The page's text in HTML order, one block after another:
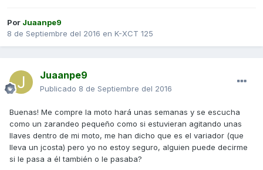
Por Juaanpe9
8 de Septiembre del 2016 en K-XCT 125
Juaanpe9
Publicado 8 de Septiembre del 2016
Buenas! Me compre la moto hará unas semanas y se escucha
como un zarandeo pequeño como si estuvieran agitando unas
llaves dentro de mi moto, me han dicho que es el variador (que
lleva un jcosta) pero yo no estoy seguro, alguien puede decirme
si le pasa a él también o le pasaba?